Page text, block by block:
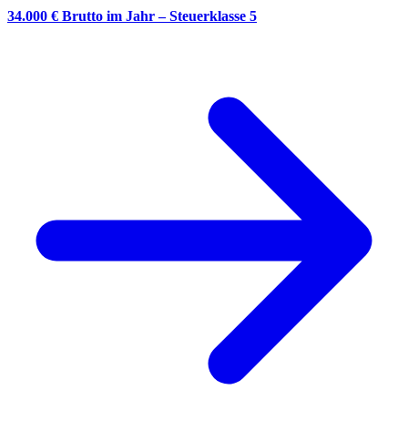
34.000 € Brutto im Jahr – Steuerklasse 5